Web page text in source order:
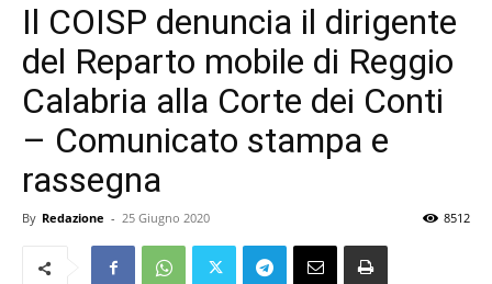
Il COISP denuncia il dirigente
del Reparto mobile di Reggio
Calabria alla Corte dei Conti
– Comunicato stampa e
rassegna
By Redazione - 25 Giugno 2020 8512